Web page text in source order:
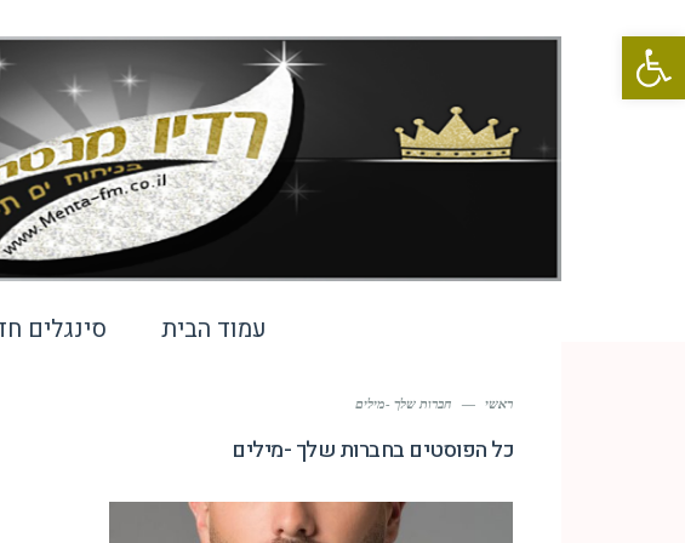
פתח סרגל נגישות
עמוד הבית סינגלים
ראשי — חברות שלך -מילים
כל הפוסטים בחברות שלך -מילים